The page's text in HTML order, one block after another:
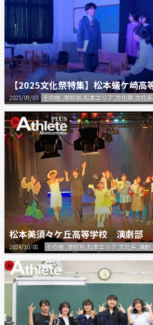
2025/09/03 その他 ,学校別,松本エリア,文化祭,文化
松本美須々ケ丘高等学校 演劇部
2024/10/08 その他 ,学校別,松本エリア,文化系,演